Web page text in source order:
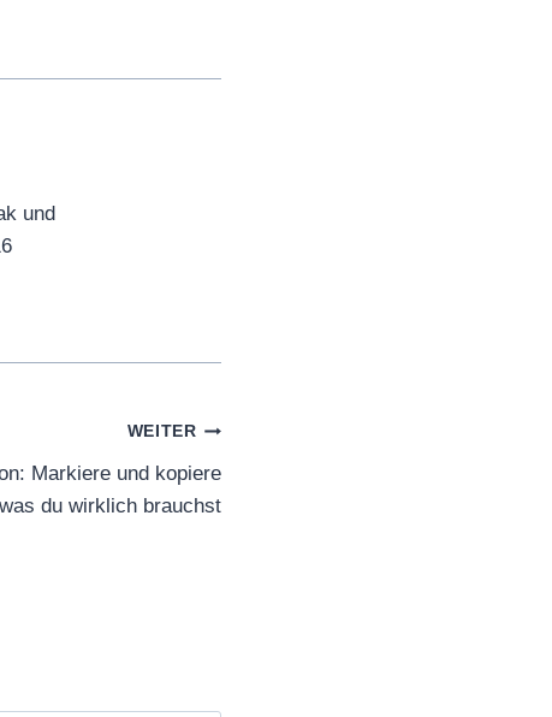
und
WEITER
Markiere und kopiere
du wirklich brauchst